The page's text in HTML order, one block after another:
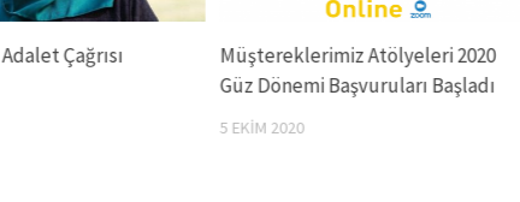
Çağrısı
Müştereklerimiz Atölyeleri 2020
Güz Dönemi Başvuruları Başladı
5 EKIM 2020